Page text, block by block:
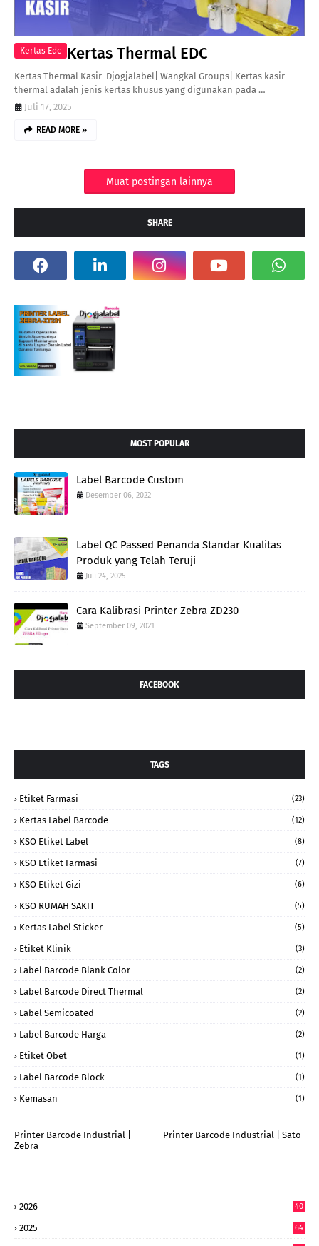
Kertas Edc Kertas Thermal EDC
Kertas Thermal Kasir Djogjalabel| Wangkal Groups| Kertas kasir
thermal adalah jenis kertas khusus yang digunakan pada …
Juli 17, 2025
READ MORE »
Muat postingan lainnya
SHARE
MOST POPULAR
Label Barcode Custom
Desember 06, 2022
Label QC Passed Penanda Standar Kualitas
Produk yang Telah Teruji
Juli 24, 2025
Cara Kalibrasi Printer Zebra ZD230
September 09, 2021
FACEBOOK
TAGS
Etiket Farmasi (23)
Kertas Label Barcode (12)
KSO Etiket Label (8)
KSO Etiket Farmasi (7)
KSO Etiket Gizi (6)
KSO RUMAH SAKIT (5)
Kertas Label Sticker (5)
Etiket Klinik (3)
Label Barcode Blank Color (2)
Label Barcode Direct Thermal (2)
Label Semicoated (2)
Label Barcode Harga (2)
Etiket Obet (1)
Label Barcode Block (1)
Kemasan (1)
Printer Barcode Industrial |
Zebra
Printer Barcode Industrial | Sato
2026
40
2025
64